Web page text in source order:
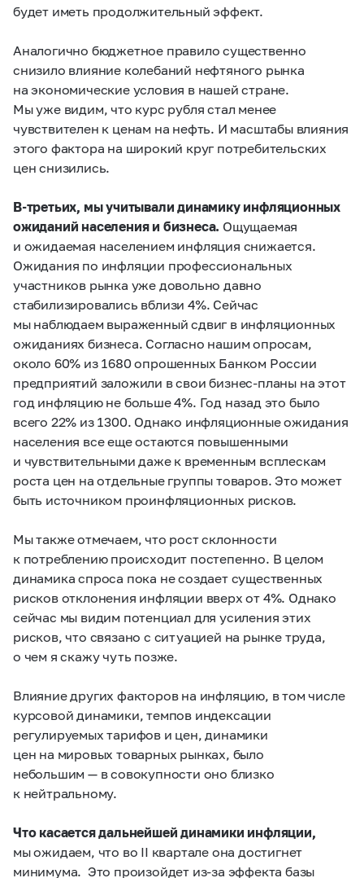
будет иметь продолжительный эффект.
Аналогично бюджетное правило существенно
снизило влияние колебаний нефтяного рынка
на экономические условия в нашей стране.
Мы уже видим, что курс рубля стал менее
чувствителен к ценам на нефть. И масштабы влияния
этого фактора на широкий круг потребительских
цен снизились.
В-третьих, мы учитывали динамику инфляционных
ожиданий населения и бизнеса. Ощущаемая
и ожидаемая населением инфляция снижается.
Ожидания по инфляции профессиональных
участников рынка уже довольно давно
стабилизировались вблизи 4%. Сейчас
мы наблюдаем выраженный сдвиг в инфляционных
ожиданиях бизнеса. Согласно нашим опросам,
около 60% из 1680 опрошенных Банком России
предприятий заложили в свои бизнес-планы на этот
год инфляцию не больше 4%. Год назад это было
всего 22% из 1300. Однако инфляционные ожидания
населения все еще остаются повышенными
и чувствительными даже к временным всплескам
роста цен на отдельные группы товаров. Это может
быть источником проинфляционных рисков.
Мы также отмечаем, что рост склонности
к потреблению происходит постепенно. В целом
динамика спроса пока не создает существенных
рисков отклонения инфляции вверх от 4%. Однако
сейчас мы видим потенциал для усиления этих
рисков, что связано с ситуацией на рынке труда,
о чем я скажу чуть позже.
Влияние других факторов на инфляцию, в том числе
курсовой динамики, темпов индексации
регулируемых тарифов и цен, динамики
цен на мировых товарных рынках, было
небольшим — в совокупности оно близко
к нейтральному.
Что касается дальнейшей динамики инфляции,
мы ожидаем, что во II квартале она достигнет
минимума. Это произойдет из-за эффекта базы